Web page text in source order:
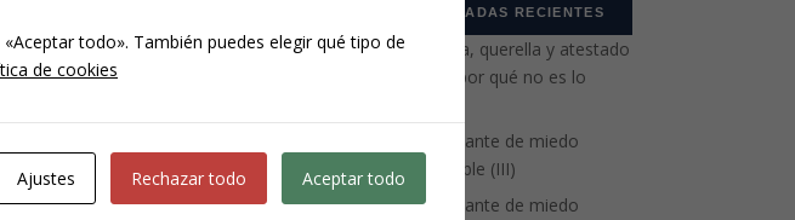
ENTRADAS RECIENTES
Denuncia, querella y atestado
policial: por qué no es lo
La atenuante de miedo
insuperable (III)
La atenuante de miedo
todo». También puedes elegir qué tipo de
de cookies
Ajustes Rechazar todo Aceptar todo